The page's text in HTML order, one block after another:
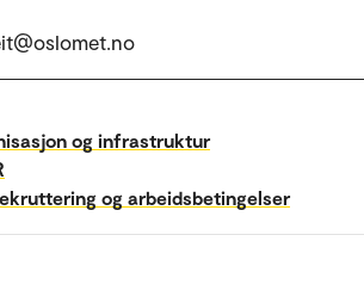
og infrastruktur
og arbeidsbetingelser